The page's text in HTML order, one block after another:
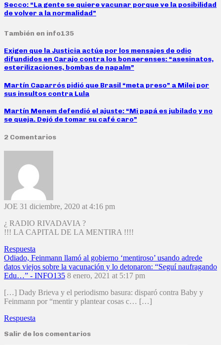
Secco: “La gente se quiere vacunar porque ve la posibilidad
de volver a la normalidad”
También en info135
Exigen que la Justicia actúe por los mensajes de odio
difundidos en Carajo contra los bonaerenses: “asesinatos,
esterilizaciones, bombas de napalm”
Martín Caparrós pidió que Brasil “meta preso” a Milei por
sus insultos contra Lula
Martín Menem defendió el ajuste: “Mi papá es jubilado y no
se queja. Dejó de tomar su café caro”
2 Comentarios
JOE 31 diciembre, 2020 at 4:16 pm
¿ RADIO RIVADAVIA ?
!!! LA CAPITAL DE LA MENTIRA !!!!
Respuesta
Odiado, Feinmann llamó al gobierno ‘mentiroso’ usando adrede
datos viejos sobre la vacunación y lo detonaron: “Seguí naufragando
Edu…” - INFO135 8 enero, 2021 at 5:17 pm
[…] Dady Brieva y el periodismo basura: disparó contra Baby y
Feinmann por “mentir y plantear cosas c… […]
Respuesta
Salir de los comentarios